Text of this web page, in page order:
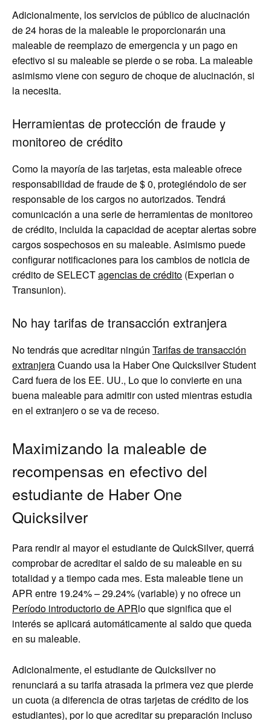
Adicionalmente, los servicios de público de alucinación
de 24 horas de la maleable le proporcionarán una
maleable de reemplazo de emergencia y un pago en
efectivo si su maleable se pierde o se roba. La maleable
asimismo viene con seguro de choque de alucinación, si
la necesita.
Herramientas de protección de fraude y
monitoreo de crédito
Como la mayoría de las tarjetas, esta maleable ofrece
responsabilidad de fraude de $ 0, protegiéndolo de ser
responsable de los cargos no autorizados. Tendrá
comunicación a una serie de herramientas de monitoreo
de crédito, incluida la capacidad de aceptar alertas sobre
cargos sospechosos en su maleable. Asimismo puede
configurar notificaciones para los cambios de noticia de
crédito de SELECTagencias de crédito (Experian o
Transunion).
No hay tarifas de transacción extranjera
No tendrás que acreditar ningún Tarifas de transacción
extranjeraCuando usa la Haber One Quicksilver Student
Card fuera de los EE. UU., Lo que lo convierte en una
buena maleable para admitir con usted mientras estudia
en el extranjero o se va de receso.
Maximizando la maleable de
recompensas en efectivo del
estudiante de Haber One
Quicksilver
Para rendir al mayor el estudiante de QuickSilver, querrá
comprobar de acreditar el saldo de su maleable en su
totalidad y a tiempo cada mes. Esta maleable tiene un
APR entre 19.24% – 29.24% (variable) y no ofrece un
Período introductorio de APRlo que significa que el
interés se aplicará automáticamente al saldo que queda
en su maleable.
Adicionalmente, el estudiante de Quicksilver no
renunciará a su tarifa atrasada la primera vez que pierde
un cuota (a diferencia de otras tarjetas de crédito de los
estudiantes), por lo que acreditar su preparación incluso